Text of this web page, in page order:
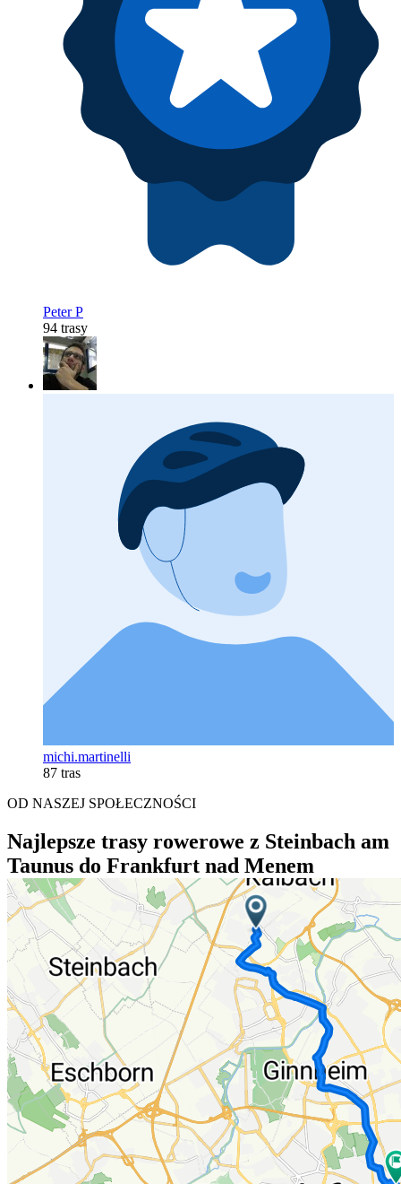
Peter P
94 trasy
michi.martinelli
87 tras
OD NASZEJ SPOŁECZNOŚCI
Najlepsze trasy rowerowe z Steinbach am
Taunus do Frankfurt nad Menem